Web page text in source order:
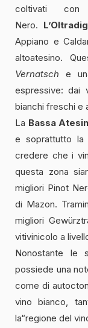
coltivati
Nero.
Appiano e
altoatesino.
Vernatsch e
espressive: dai
bianchi freschi e
La Bassa
e soprattutto la
credere che i
questa zona
migliori Pinot
di Mazon.
migliori
vitivinicolo a
Nonostante le
possiede una
come di
vino bianco,
la“regione del